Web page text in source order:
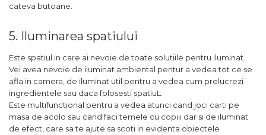
cateva butoane.
5. Iluminarea spatiului
Este spatiul in care ai nevoie de toate solutiile pentru iluminat.
Vei avea nevoie de iluminat ambiental pentur a vedea tot ce se
afla in camera, de iluminat util pentru a vedea cum prelucrezi
ingredientele sau daca folosesti spatiuL.
Este multifunctional pentru a vedea atunci cand joci carti pe
masa de acolo sau cand faci temele cu copiii dar si de iluminat
de efect, care sa te ajute sa scoti in evidenta obiectele